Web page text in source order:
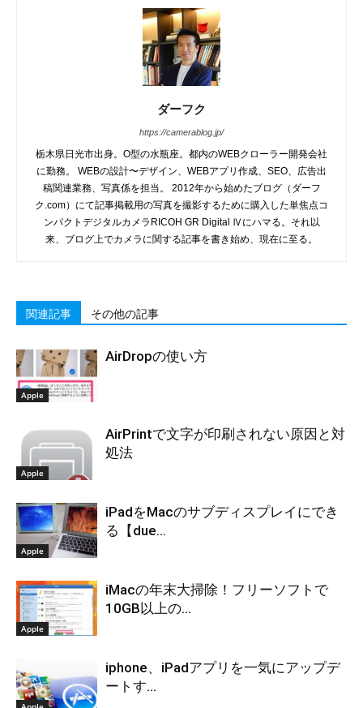
ダーフク
https://camerablog.jp/
栃木県日光市出身。O型の水瓶座。都内のWEBクローラー開発会社
に勤務。 WEBの設計〜デザイン、WEBアプリ作成、SEO、広告出
稿関連業務、写真係を担当。 2012年から始めたブログ（ダーフ
ク.com）にて記事掲載用の写真を撮影するために購入した単焦点コ
ンパクトデジタルカメラRICOH GR Digital Ⅳにハマる。それ以
来、ブログ上でカメラに関する記事を書き始め、現在に至る。
関連記事 その他の記事
Apple
AirDropの使い方
Apple
AirPrintで文字が印刷されない原因と対
処法
Apple
iPadをMacのサブディスプレイにでき
る【due...
Apple
iMacの年末大掃除！フリーソフトで
10GB以上の...
iphone、iPadアプリを一気にアップデ
ートす...